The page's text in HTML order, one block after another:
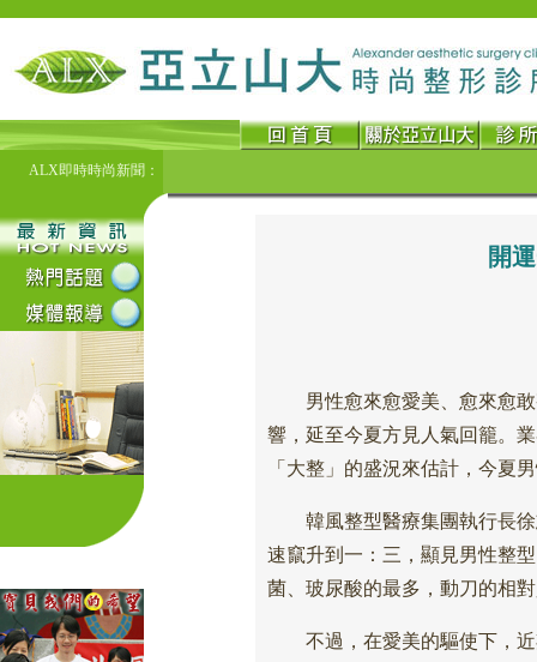
ALX即時時尚新聞：
開
男性愈來愈愛美、愈來愈敢
響，延至今夏方見人氣回籠。
「大整」的盛況來估計，今夏
韓風整型醫療集團執行長徐
速竄升到一：三，顯見男性整
菌、玻尿酸的最多，動刀的相
不過，在愛美的驅使下，近